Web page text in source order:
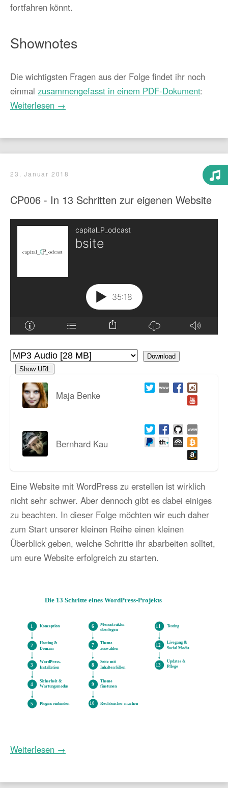
fortfahren könnt.
Shownotes
Die wichtigsten Fragen aus der Folge findet ihr noch
einmal zusammengefasst in einem PDF-Dokument:
Weiterlesen →
23. Januar 2018
CP006 - In 13 Schritten zur eigenen Website
Download
Show URL
Maja Benke
Bernhard Kau
Eine Website mit WordPress zu erstellen ist wirklich
nicht sehr schwer. Aber dennoch gibt es dabei einiges
zu beachten. In dieser Folge möchten wir euch daher
zum Start unserer kleinen Reihe einen kleinen
Überblick geben, welche Schritte ihr abarbeiten solltet,
um eure Website erfolgreich zu starten.
Weiterlesen →